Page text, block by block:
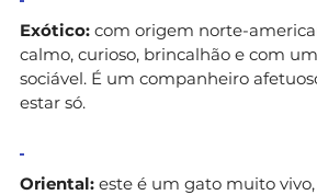
Exótico: com origem norte-
calmo, curioso, brincalhão e com
sociável. É um companheiro
estar só.
Oriental: este é um gato muito